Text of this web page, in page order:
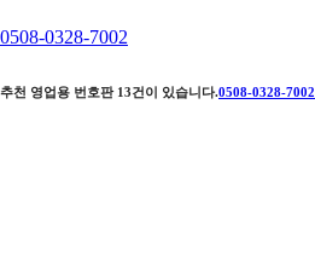
0508-0328-7002
추천 영업용 번호판 13건이 있습니다.0508-0328-7002